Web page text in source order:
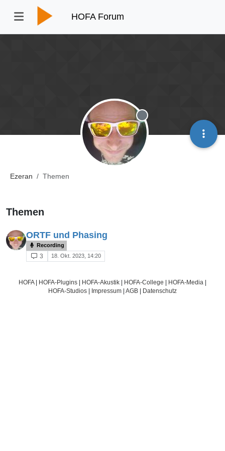
HOFA Forum
Ezeran Themen
Offline
Themen
ORTF und Phasing
Recording
3 18. Okt. 2023, 14:20
HOFA| HOFA-Plugins | HOFA-Akustik | HOFA-College | HOFA-Media |
HOFA-Studios | Impressum | AGB | Datenschutz